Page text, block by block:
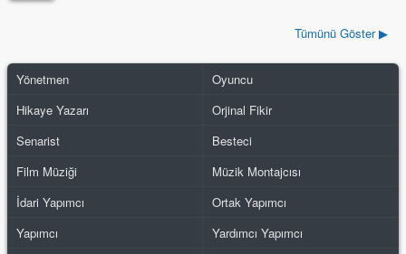
Tümünü Göster ▶
Yönetmen
Oyuncu
Hikaye Yazarı
Orjinal Fikir
Senarist
Besteci
Film Müziği
Müzik Montajcısı
İdari Yapımcı
Ortak Yapımcı
Yapımcı
Yardımcı Yapımcı